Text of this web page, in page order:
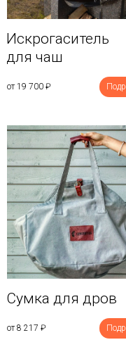
Искрогаситель
для чаш
от 19 700 ₽
Сумка для дров
от 8 217 ₽